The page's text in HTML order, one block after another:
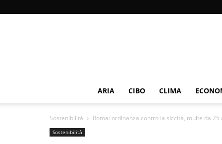
ARIA CIBO CLIMA
Sostenibilità Roma: ordinanza contro la siccità, multe da 25
Sostenibilità